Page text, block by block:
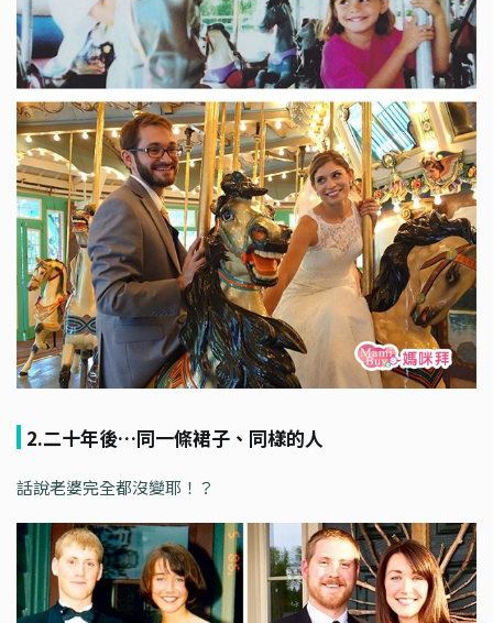
2.二十年後…同一條裙子、同樣的人
話說老婆完全都沒變耶！？